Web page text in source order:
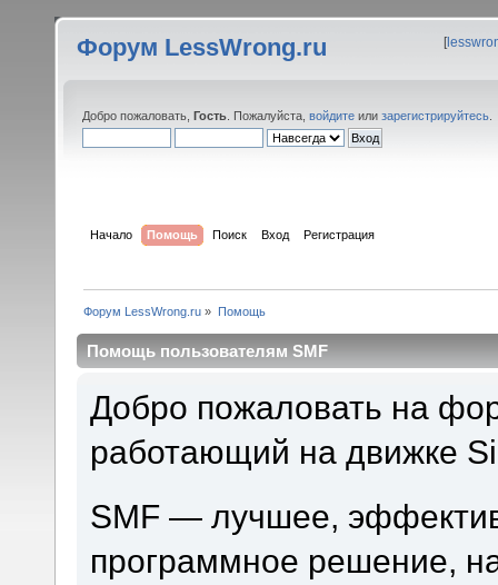
Форум LessWrong.ru [
Добро пожаловать, Гость . Пожалуйста, войдите или зарегистрируйтесь
Начало Помощь Поиск Вход Регистрация
Форум LessWrong.ru » Помощь
Помощь пользователям SMF
Добро пожаловать на
работающий на движке
SMF — лучшее,
программное решение,